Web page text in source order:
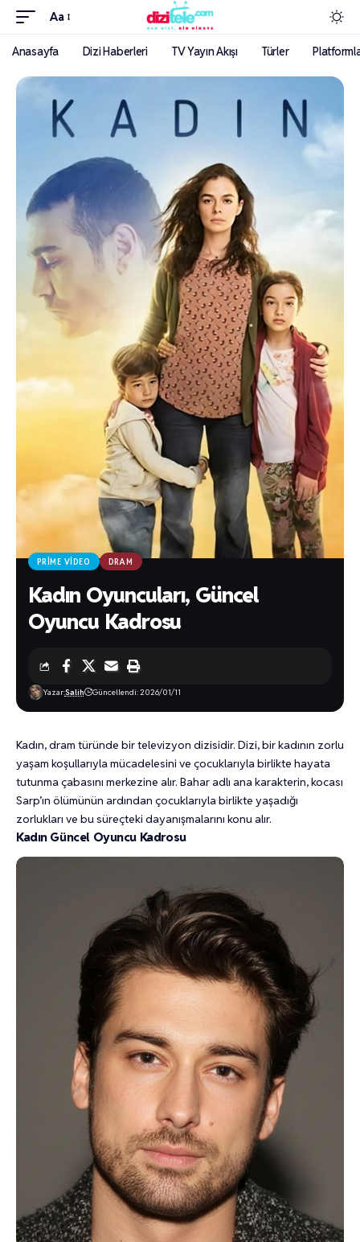
Aa
Anasayfa Dizi Haberleri TV Yayın Akışı Türler
PRIME VIDEO DRAM
Kadın Oyuncuları, Güncel
Oyuncu Kadrosu
Yazar:Salih Güncellendi: 2026/01/11
Kadın, dram türünde bir televizyon dizisidir. Dizi, bir kadının zorlu
yaşam koşullarıyla mücadelesini ve çocuklarıyla birlikte hayata
tutunma çabasını merkezine alır. Bahar adlı ana karakterin, kocası
Sarp’ın ölümünün ardından çocuklarıyla birlikte yaşadığı
zorlukları ve bu süreçteki dayanışmalarını konu alır.
Kadın Güncel Oyuncu Kadrosu